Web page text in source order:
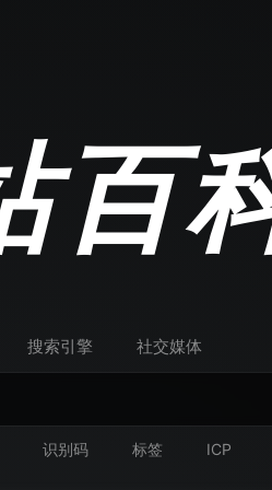
百
搜索引擎 社交媒体
识别码 标签 ICP